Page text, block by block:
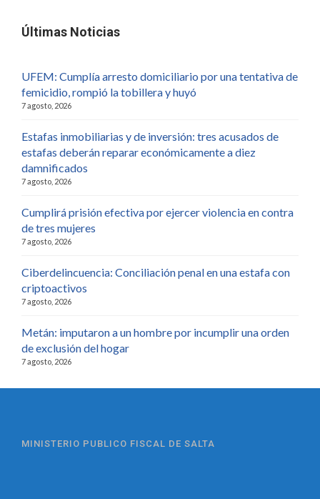
Últimas Noticias
UFEM: Cumplía arresto domiciliario por una tentativa de
femicidio, rompió la tobillera y huyó
7 agosto, 2026
Estafas inmobiliarias y de inversión: tres acusados de
estafas deberán reparar económicamente a diez
damnificados
7 agosto, 2026
Cumplirá prisión efectiva por ejercer violencia en contra
de tres mujeres
7 agosto, 2026
Ciberdelincuencia: Conciliación penal en una estafa con
criptoactivos
7 agosto, 2026
Metán: imputaron a un hombre por incumplir una orden
de exclusión del hogar
7 agosto, 2026
MINISTERIO PUBLICO FISCAL DE SALTA